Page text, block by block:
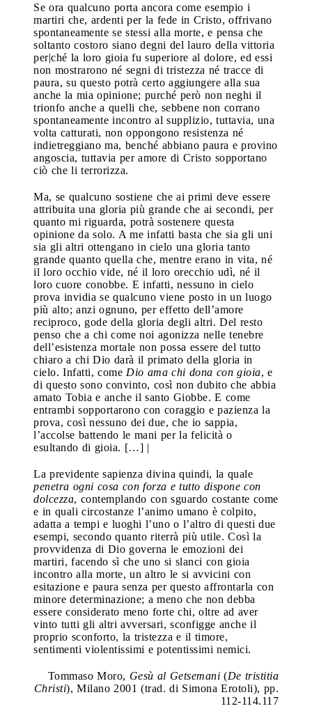
Se ora qualcuno porta ancora come esempio i
martiri che, ardenti per la fede in Cristo, offrivano
spontaneamente se stessi alla morte, e pensa che
soltanto costoro siano degni del lauro della vittoria
per|ché la loro gioia fu superiore al dolore, ed essi
non mostrarono né segni di tristezza né tracce di
paura, su questo potrà certo aggiungere alla sua
anche la mia opinione; purché però non neghi il
trionfo anche a quelli che, sebbene non corrano
spontaneamente incontro al supplizio, tuttavia, una
volta catturati, non oppongono resistenza né
indietreggiano ma, benché abbiano paura e provino
angoscia, tuttavia per amore di Cristo sopportano
ciò che li terrorizza.
Ma, se qualcuno sostiene che ai primi deve essere
attribuita una gloria più grande che ai secondi, per
quanto mi riguarda, potrà sostenere questa
opinione da solo. A me infatti basta che sia gli uni
sia gli altri ottengano in cielo una gloria tanto
grande quanto quella che, mentre erano in vita, né
il loro occhio vide, né il loro orecchio udì, né il
loro cuore conobbe. E infatti, nessuno in cielo
prova invidia se qualcuno viene posto in un luogo
più alto; anzi ognuno, per effetto dell’amore
reciproco, gode della gloria degli altri. Del resto
penso che a chi come noi agonizza nelle tenebre
dell’esistenza mortale non possa essere del tutto
chiaro a chi Dio darà il primato della gloria in
cielo. Infatti, come Dio ama chi dona con gioia, e
di questo sono convinto, così non dubito che abbia
amato Tobia e anche il santo Giobbe. E come
entrambi sopportarono con coraggio e pazienza la
prova, così nessuno dei due, che io sappia,
l’accolse battendo le mani per la felicità o
esultando di gioia. […] |
La previdente sapienza divina quindi, la quale
penetra ogni cosa con forza e tutto dispone con
dolcezza, contemplando con sguardo costante come
e in quali circostanze l’animo umano è colpito,
adatta a tempi e luoghi l’uno o l’altro di questi due
esempi, secondo quanto riterrà più utile. Così la
provvidenza di Dio governa le emozioni dei
martiri, facendo sì che uno si slanci con gioia
incontro alla morte, un altro le si avvicini con
esitazione e paura senza per questo affrontarla con
minore determinazione; a meno che non debba
essere considerato meno forte chi, oltre ad aver
vinto tutti gli altri avversari, sconfigge anche il
proprio sconforto, la tristezza e il timore,
sentimenti violentissimi e potentissimi nemici.
Tommaso Moro, Gesù al Getsemani (De tristitia
Christi), Milano 2001 (trad. di Simona Erotoli), pp.
112-114.117